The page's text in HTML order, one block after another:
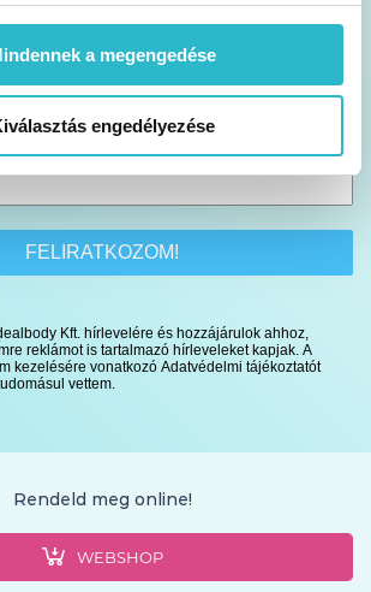
a megengedése
engedélyezése
FELIRATKOZOM!
Kft. hírlevelére és hozzájárulok ahhoz,
reklámot is tartalmazó hírleveleket kapjak. A
kezelésére vonatkozó Adatvédelmi tájékoztatót
vettem.
Rendeld meg online!
WEBSHOP